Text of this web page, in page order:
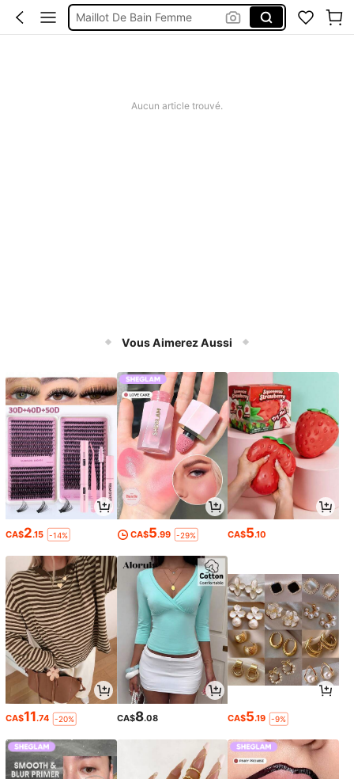
Maillot De Bain Femme
Aucun article trouvé.
Vous Aimerez Aussi
CA$2.15 -14% CA$5.99 -29% CA$5.10
CA$11.74 -20% CA$8.08 CA$5.19 -9%